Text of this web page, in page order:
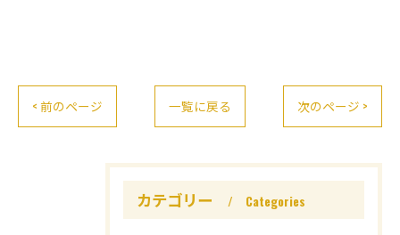
< 前のページ 一覧に戻る 次のページ >
カテゴリー Categories